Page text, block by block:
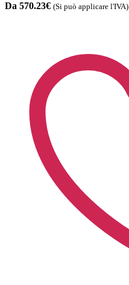
Da 570.23€ (Si può applicare l'IVA)